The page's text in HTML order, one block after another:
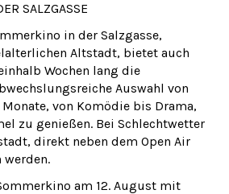
SALZGASSE
in der Salzgasse,
Altstadt, bietet auch
Wochen lang die
Auswahl von
von Komödie bis Drama,
zu genießen. Bei Schlechtwetter
direkt neben dem Open Air
werden.
am 12. August mit